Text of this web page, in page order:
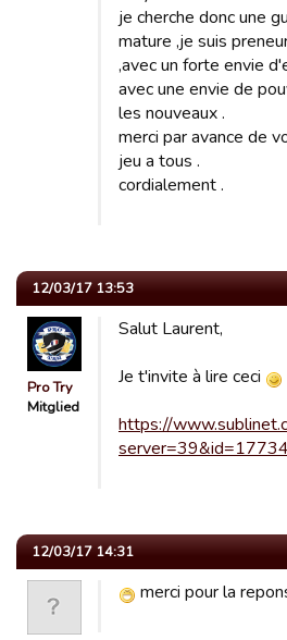
je cherche donc une
mature ,je suis
,avec un forte envie
avec une envie de
les nouveaux .
merci par avance de
jeu a tous .
cordialement .
12/03/17 13:53
Pro Try
Mitglied
Salut Laurent,
Je t'invite à lire ceci
https://
server=39&id=17734
12/03/17 14:31
merci pour la